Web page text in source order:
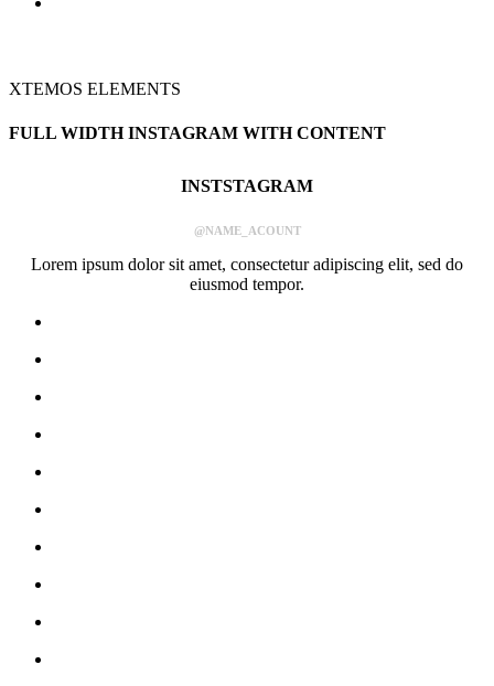
XTEMOS ELEMENTS
FULL WIDTH INSTAGRAM WITH CONTENT
INSTSTAGRAM
@NAME_ACOUNT
Lorem ipsum dolor sit amet, consectetur adipiscing elit, sed do
eiusmod tempor.